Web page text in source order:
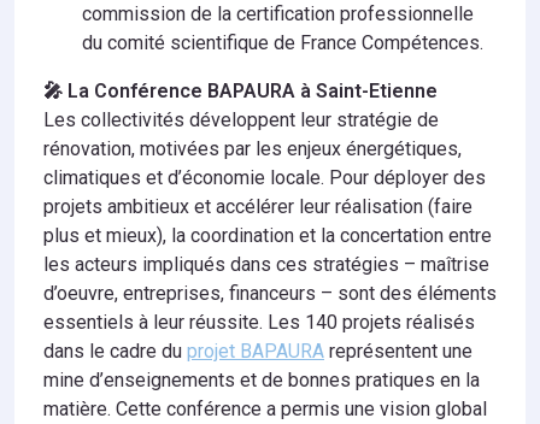
commission de la certification professionnelle
du comité scientifique de France Compétences.
🎤 La Conférence BAPAURA à Saint-Etienne
Les collectivités développent leur stratégie de
rénovation, motivées par les enjeux énergétiques,
climatiques et d’économie locale. Pour déployer des
projets ambitieux et accélérer leur réalisation (faire
plus et mieux), la coordination et la concertation entre
les acteurs impliqués dans ces stratégies – maîtrise
d’oeuvre, entreprises, financeurs – sont des éléments
essentiels à leur réussite. Les 140 projets réalisés
dans le cadre du projet BAPAURA représentent une
mine d’enseignements et de bonnes pratiques en la
matière. Cette conférence a permis une vision global